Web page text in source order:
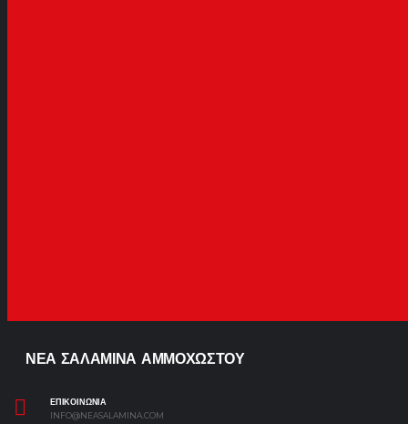
ΝΕΑ ΣΑΛΑΜΙΝΑ ΑΜΜΟΧΩΣΤΟΥ
ΕΠΙΚΟΙΝΩΝΙΑ
INFO@NEASALAMINA.COM